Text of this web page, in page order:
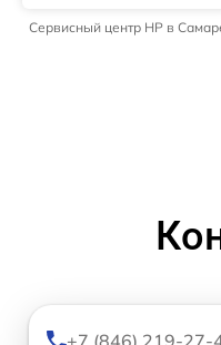
Сервисный центр HP в
+7 (846) 219-27-